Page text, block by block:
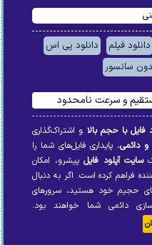
دانلود فیلم
دانلود پی اس
سانسور
و سرعت نامحدود
فایل با حجم بالا و اشتراک‌گذاری
دائمی، پایداری فایل‌های شما را
سایت آپلود فایلپیشرو، امکان
فراهم کرده است. اگر به دنبال
حجیم خود هستید، سرورهای
دائمی شما خواهند بود.